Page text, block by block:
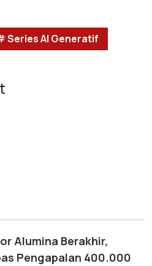
Series AI Generatif
Alumina Berakhir,
Pengapalan 400.000